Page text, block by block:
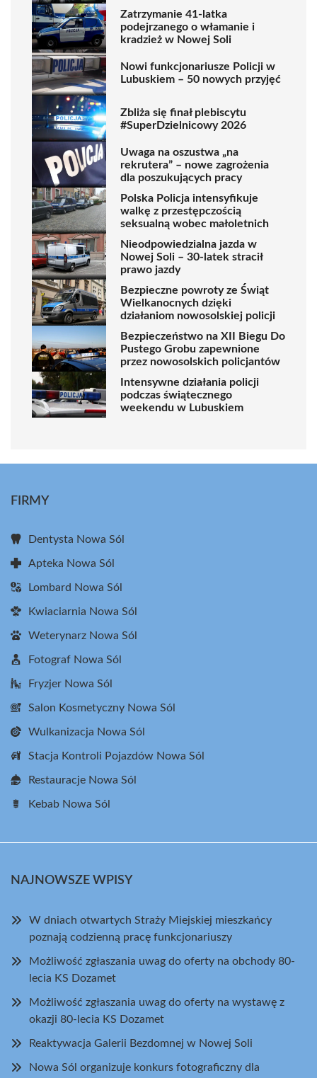
Zatrzymanie 41-latka
podejrzanego o włamanie i
kradzież w Nowej Soli
Nowi funkcjonariusze Policji w
Lubuskiem – 50 nowych przyjęć
Zbliża się finał plebiscytu
#SuperDzielnicowy 2026
Uwaga na oszustwa „na
rekrutera” – nowe zagrożenia
dla poszukujących pracy
Polska Policja intensyfikuje
walkę z przestępczością
seksualną wobec małoletnich
Nieodpowiedzialna jazda w
Nowej Soli – 30-latek stracił
prawo jazdy
Bezpieczne powroty ze Świąt
Wielkanocnych dzięki
działaniom nowosolskiej policji
Bezpieczeństwo na XII Biegu Do
Pustego Grobu zapewnione
przez nowosolskich policjantów
Intensywne działania policji
podczas świątecznego
weekendu w Lubuskiem
FIRMY
Dentysta Nowa Sól
Apteka Nowa Sól
Lombard Nowa Sól
Kwiaciarnia Nowa Sól
Weterynarz Nowa Sól
Fotograf Nowa Sól
Fryzjer Nowa Sól
Salon Kosmetyczny Nowa Sól
Wulkanizacja Nowa Sól
Stacja Kontroli Pojazdów Nowa Sól
Restauracje Nowa Sól
Kebab Nowa Sól
NAJNOWSZE WPISY
W dniach otwartych Straży Miejskiej mieszkańcy
poznają codzienną pracę funkcjonariuszy
Możliwość zgłaszania uwag do oferty na obchody 80-
lecia KS Dozamet
Możliwość zgłaszania uwag do oferty na wystawę z
okazji 80-lecia KS Dozamet
Reaktywacja Galerii Bezdomnej w Nowej Soli
Nowa Sól organizuje konkurs fotograficzny dla